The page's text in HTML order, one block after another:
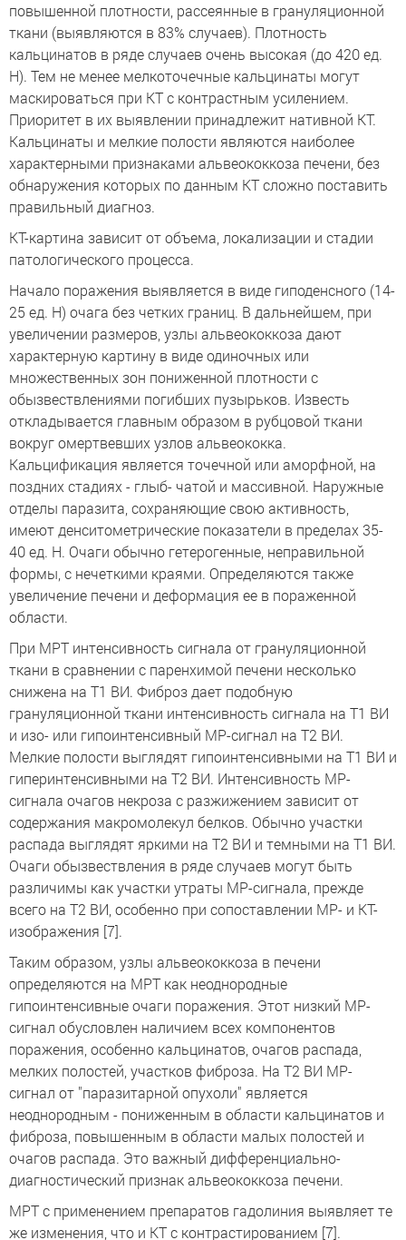
повышенной плотности, рассеянные в грануляционной
ткани (выявляются в 83% случаев). Плотность
кальцинатов в ряде случаев очень высокая (до 420 ед.
Н). Тем не менее мелкоточечные кальцинаты могут
маскироваться при КТ с контрастным усилением.
Приоритет в их выявлении принадлежит нативной КТ.
Кальцинаты и мелкие полости являются наиболее
характерными признаками альвеококкоза печени, без
обнаружения которых по данным КТ сложно поставить
правильный диагноз.
КТ-картина зависит от объема, локализации и стадии
патологического процесса.
Начало поражения выявляется в виде гиподенсного (14-
25 ед. Н) очага без четких границ. В дальнейшем, при
увеличении размеров, узлы альвеококкоза дают
характерную картину в виде одиночных или
множественных зон пониженной плотности с
обызвествлениями погибших пузырьков. Известь
откладывается главным образом в рубцовой ткани
вокруг омертвевших узлов альвеококка.
Кальцификация является точечной или аморфной, на
поздних стадиях - глыб- чатой и массивной. Наружные
отделы паразита, сохраняющие свою активность,
имеют денситометрические показатели в пределах 35-
40 ед. Н. Очаги обычно гетерогенные, неправильной
формы, с нечеткими краями. Определяются также
увеличение печени и деформация ее в пораженной
области.
При МРТ интенсивность сигнала от грануляционной
ткани в сравнении с паренхимой печени несколько
снижена на Т1 ВИ. Фиброз дает подобную
грануляционной ткани интенсивность сигнала на Т1 ВИ
и изо- или гипоинтенсивный МР-сигнал на Т2 ВИ.
Мелкие полости выглядят гипоинтенсивными на Т1 ВИ и
гиперинтенсивными на Т2 ВИ. Интенсивность МР-
сигнала очагов некроза с разжижением зависит от
содержания макромолекул белков. Обычно участки
распада выглядят яркими на Т2 ВИ и темными на Т1 ВИ.
Очаги обызвествления в ряде случаев могут быть
различимы как участки утраты МР-сигнала, прежде
всего на Т2 ВИ, особенно при сопоставлении МР- и КТ-
изображения [7].
Таким образом, узлы альвеококкоза в печени
определяются на МРТ как неоднородные
гипоинтенсивные очаги поражения. Этот низкий МР-
сигнал обусловлен наличием всех компонентов
поражения, особенно кальцинатов, очагов распада,
мелких полостей, участков фиброза. На Т2 ВИ МР-
сигнал от "паразитарной опухоли" является
неоднородным - пониженным в области кальцинатов и
фиброза, повышенным в области малых полостей и
очагов распада. Это важный дифференциально-
диагностический признак альвеококкоза печени.
МРТ с применением препаратов гадолиния выявляет те
же изменения, что и КТ с контрастированием [7].